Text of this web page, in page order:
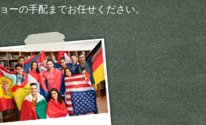
ーの手配までお任せください。